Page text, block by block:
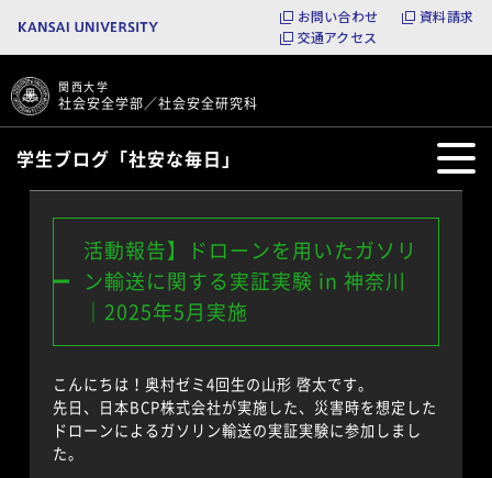
お問い合わせ
資料請求
交通アクセス
関西大学
社会安全学部／社会安全研究科
学生ブログ「社安な毎日」
活動報告】ドローンを用いたガソリ
ン輸送に関する実証実験 in 神奈川
｜2025年5月実施
こんにちは！奥村ゼミ4回生の山形 啓太です。
先日、日本BCP株式会社が実施した、災害時を想定した
ドローンによるガソリン輸送の実証実験に参加しまし
た。